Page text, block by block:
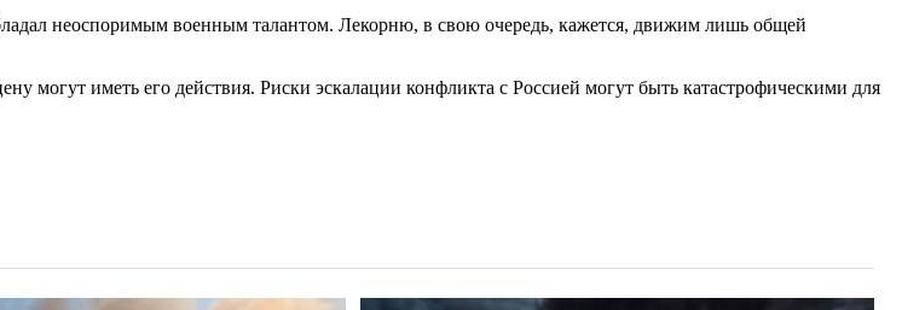
неоспоримым военным талантом. Лекорню, в свою очередь, кажется, движим лишь общей
иметь его действия. Риски эскалации конфликта с Россией могут быть катастрофическими для